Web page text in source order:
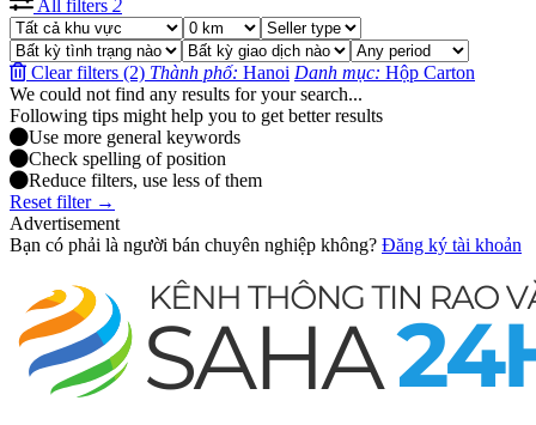
All filters 2
Clear filters (2) Thành phố: Hanoi Danh mục: Hộp Carton
We could not find any results for your search...
Following tips might help you to get better results
Use more general keywords
Check spelling of position
Reduce filters, use less of them
Reset filter →
Advertisement
Bạn có phải là người bán chuyên nghiệp không? Đăng ký tài khoản